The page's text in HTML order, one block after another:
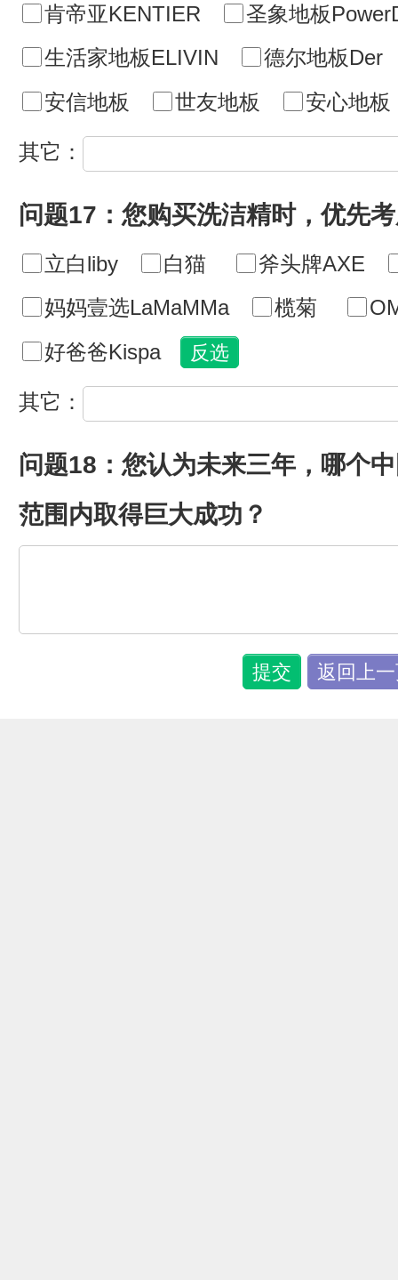
肯帝亚KENTIER
圣象地板
生活家地板ELIVIN
德尔地板Der
安信地板
世友地板 安心地板
其它：
问题17：您购买洗洁精时，优先
立白liby 白猫
斧头牌AXE
妈妈壹选LaMaMMa
榄菊
好爸爸Kispa
其它：
问题18：您认为未来三年，哪个
范围内取得巨大成功？